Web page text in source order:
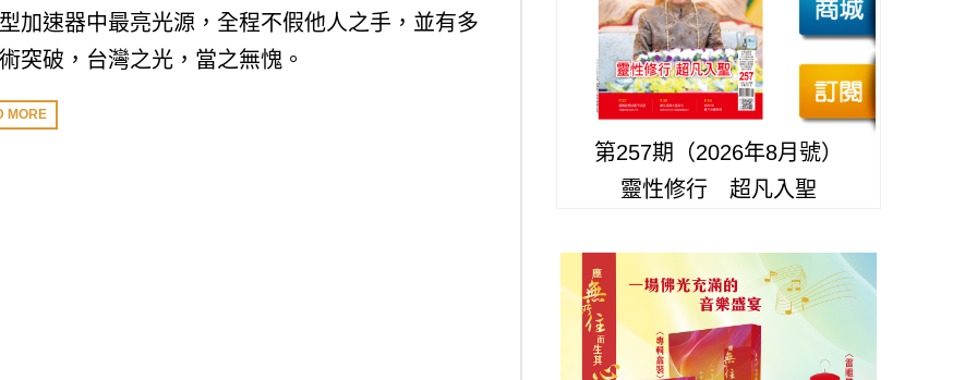
加速器中最亮光源，全程不假他人之手，並有多
突破，台灣之光，當之無愧。
MORE
第257期（2026年8月號）
靈性修行 超凡入聖